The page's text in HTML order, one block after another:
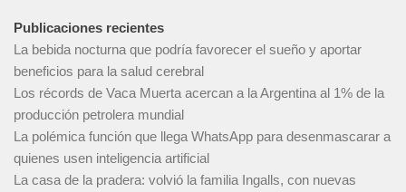
Publicaciones recientes
La bebida nocturna que podría favorecer el sueño y aportar
beneficios para la salud cerebral
Los récords de Vaca Muerta acercan a la Argentina al 1% de la
producción petrolera mundial
La polémica función que llega WhatsApp para desenmascarar a
quienes usen inteligencia artificial
La casa de la pradera: volvió la familia Ingalls, con nuevas